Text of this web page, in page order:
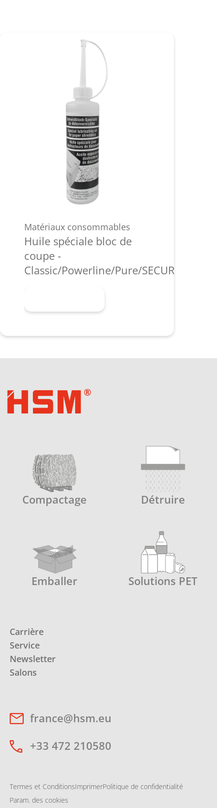
Matériaux consommables
Huile spéciale bloc de
coupe -
Classic/Powerline/Pure/SECURIO/
Compactage Détruire
Emballer Solutions PET
Carrière
Service
Newsletter
Salons
france@hsm.eu
+33 472 210580
Termes et ConditionsImprimerPolitique de confidentialité
Param. des cookies